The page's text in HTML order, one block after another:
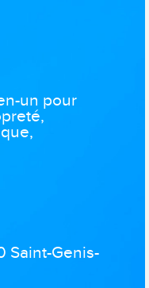
un pour
Saint-Genis-